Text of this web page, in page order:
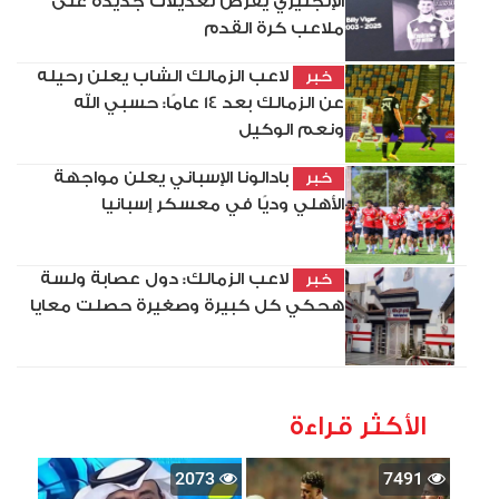
ملاعب كرة القدم
خبر
لاعب الزمالك الشاب يعلن رحيله
عن الزمالك بعد 14 عامًا: حسبي الله
ونعم الوكيل
خبر
بادالونا الإسباني يعلن مواجهة
الأهلي وديًا في معسكر إسبانيا
خبر
لاعب الزمالك: دول عصابة ولسة
هحكي كل كبيرة وصغيرة حصلت معايا
الأكثر قراءة
7491
2073